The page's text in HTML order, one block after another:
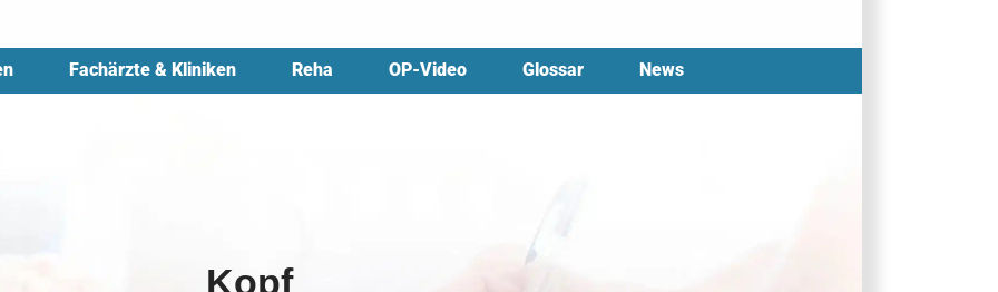
Fachärzte & Kliniken Reha OP-Video Glossar News
Kopf